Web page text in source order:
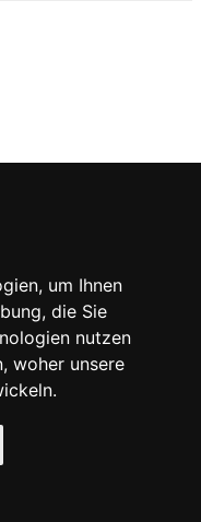
um Ihnen
die Sie
nutzen
woher unsere